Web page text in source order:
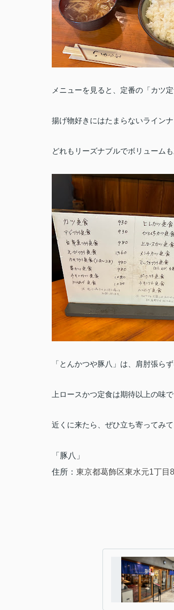
メニューを見ると、定番の「カツ
揚げ物好きにはたまらないラインナ
どれもリーズナブルでボリューム
「とんかつや豚八」は、肩肘張ら
上ロースかつ定食は期待以上の味
近くに来たら、ぜひ立ち寄ってみ
「豚八」
住所： 東京都葛飾区東水元1丁目